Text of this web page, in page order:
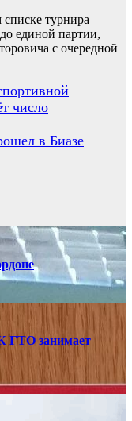
турнира
единой партии,
с очередной
число
в Биазе
ГТО занимает